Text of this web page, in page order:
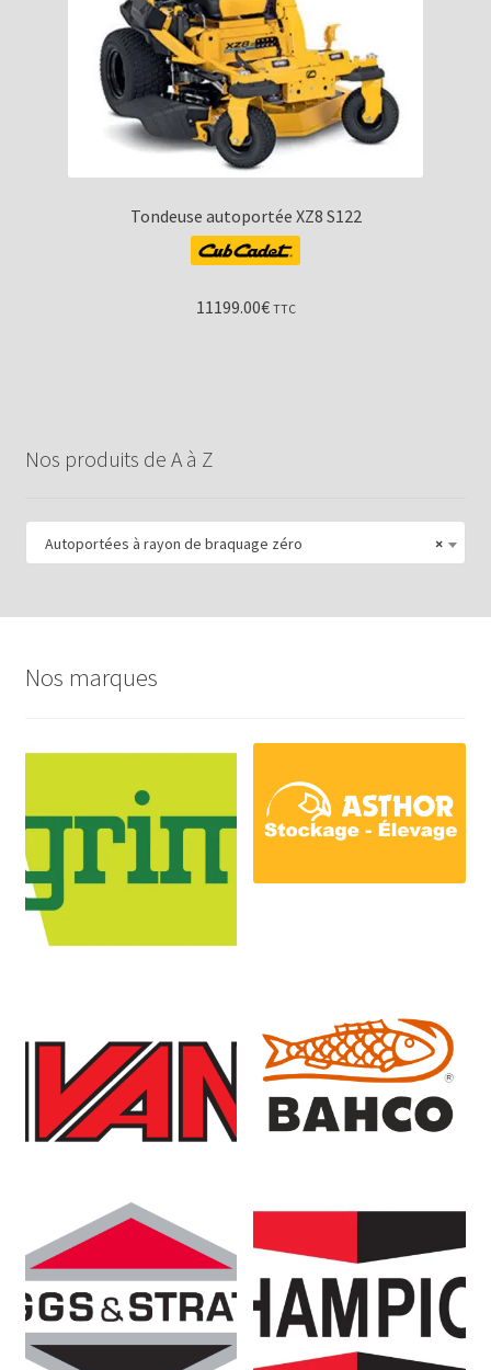
Tondeuse autoportée XZ8 S122
11199.00€ TTC
Nos produits de A à Z
×
Autoportées à rayon de braquage zéro
Nos marques